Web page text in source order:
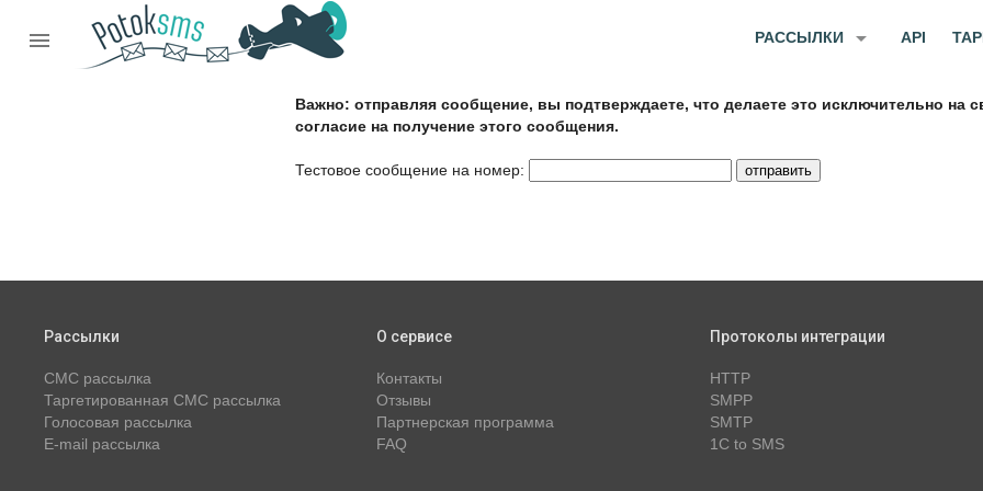
 РАССЫЛКИ arrow_drop_down API
Важно: отправляя сообщение, вы подтверждаете, что делаете это исключительно на
согласие на получение этого сообщения.
Тестовое сообщение на номер:
Рассылки
СМС рассылка
Таргетированная СМС рассылка
Голосовая рассылка
E-mail рассылка
О сервисе
Контакты
Отзывы
Партнерская программа
FAQ
Протоколы интеграции
HTTP
SMPP
SMTP
1C to SMS